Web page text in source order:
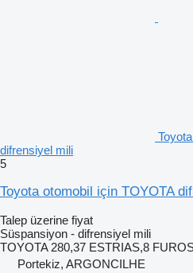
difrensiyel mili
5
Toyota otomobil için TOYOTA
Talep üzerine fiyat
Süspansiyon - difrensiyel mili
TOYOTA 280,37 ESTRIAS,8
Portekiz, ARGONCILHE